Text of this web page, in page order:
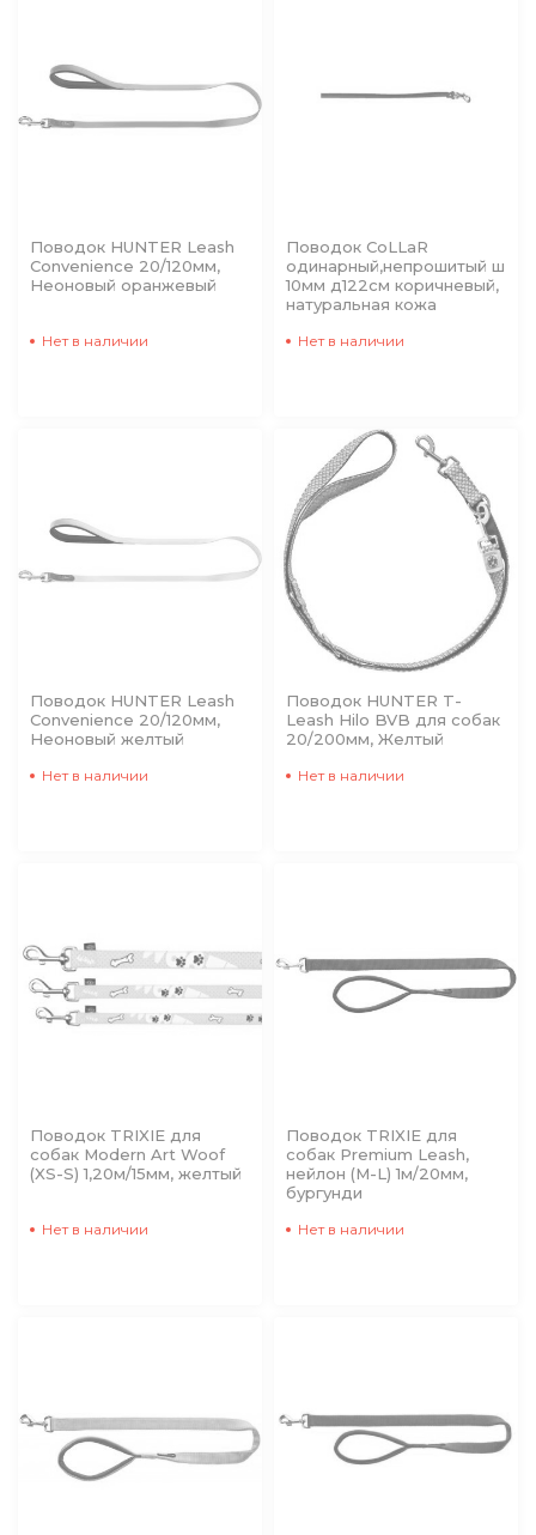
Поводок HUNTER Leash
Convenience 20/120мм,
Неоновый оранжевый
Нет в наличии
Поводок CoLLaR
одинарный,непрошитый ш
10мм д122см коричневый,
натуральная кожа
Нет в наличии
Поводок HUNTER Leash
Convenience 20/120мм,
Неоновый желтый
Нет в наличии
Поводок HUNTER T-
Leash Hilo BVB для собак
20/200мм, Желтый
Нет в наличии
Поводок TRIXIE для
собак Modern Art Woof
(XS-S) 1,20м/15мм, желтый
Нет в наличии
Поводок TRIXIE для
собак Premium Leash,
нейлон (M-L) 1м/20мм,
бургунди
Нет в наличии